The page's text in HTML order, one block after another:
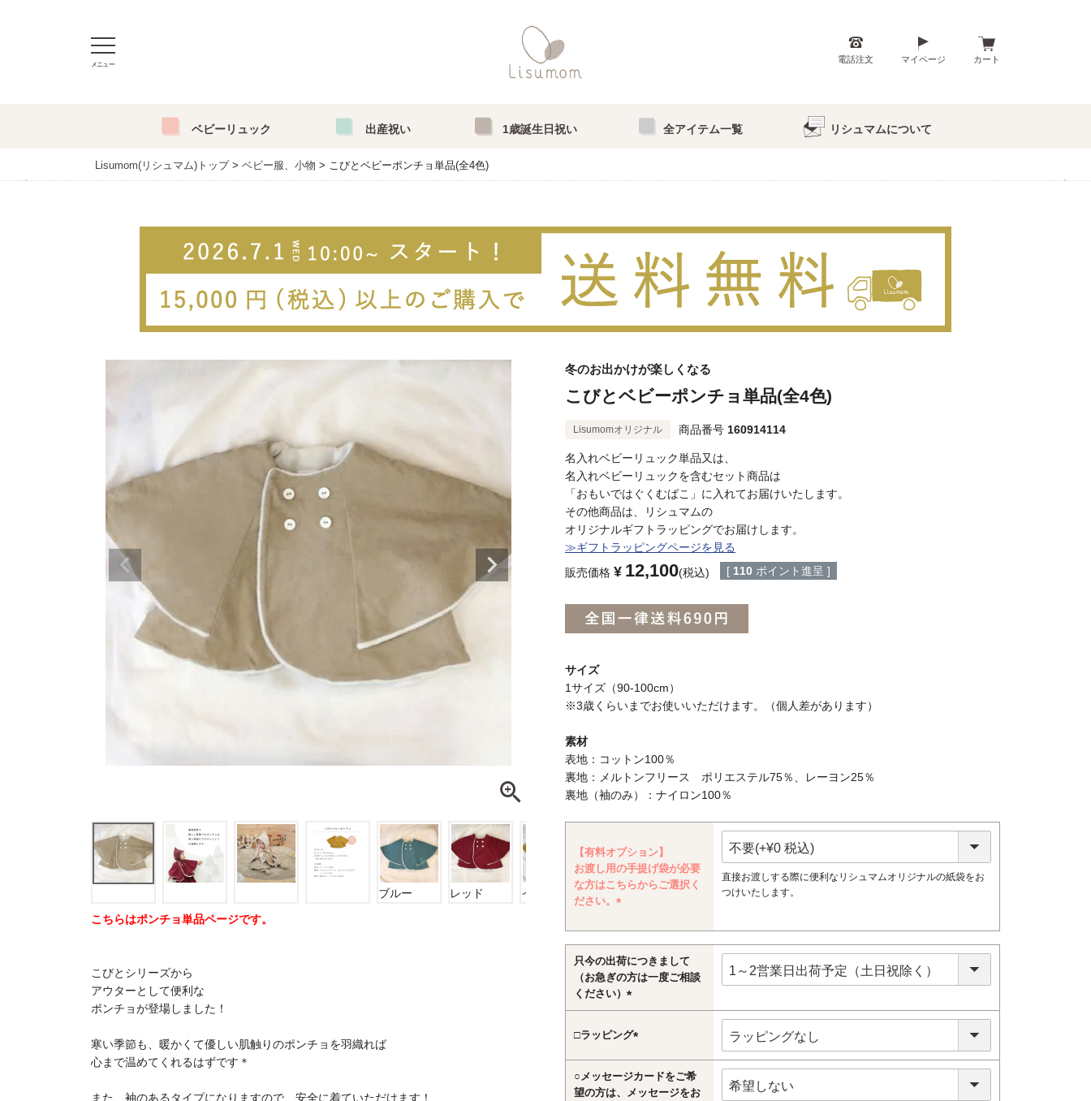
メニュー
電話注文 マイページ カート
ベビーリュック 出産祝い 1歳誕生日祝い 全アイテム一覧 リシュマムについて
Lisumom(リシュマム)トップ ベビー服、小物 こびとベビーポンチョ単品(全4色)
ブルー レッド イエロー
ベージュ
こちらはポンチョ単品ページです。
こびとシリーズから
アウターとして便利な
ポンチョが登場しました！
寒い季節も、暖かくて優しい肌触りのポンチョを羽織れば
心まで温めてくれるはずです＊
また、袖のあるタイプになりますので、安全に着ていただけます！
冬のお出かけが楽しくなる
こびとベビーポンチョ単品(全4色)
Lisumomオリジナル 商品番号 160914114
名入れベビーリュック単品又は、
名入れベビーリュックを含むセット商品は
「おもいではぐくむばこ」に入れてお届けいたします。
その他商品は、リシュマムの
オリジナルギフトラッピングでお届けします。
≫ギフトラッピングページを見る
販売価格 ¥ 12,100 税込 [ 110 ポイント進呈 ]
サイズ
1サイズ（90-100cm）
※3歳くらいまでお使いいただけます。（個人差があります）
素材
表地：コットン100％
裏地：メルトンフリース ポリエステル75％、レーヨン25％
裏地（袖のみ）：ナイロン100％
【有料オプション】
お渡し用の手提げ袋が必要
な方はこちらからご選択く
ださい。
直接お渡しする際に便利なリシュマムオリジナルの紙袋をお
つけいたします。
只今の出荷につきまして
（お急ぎの方は一度ご相談
ください）
(必
須)
□ラッピング
須)
○メッセージカードをご希
望の方は、メッセージをお